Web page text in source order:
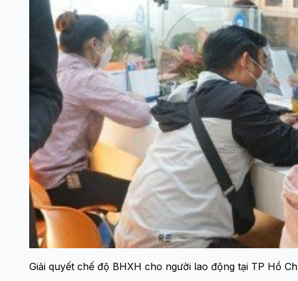
Giải quyết chế độ BHXH cho người lao động tại TP Hồ